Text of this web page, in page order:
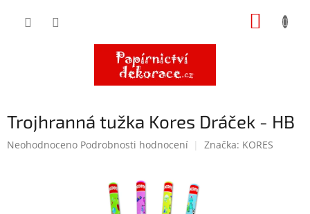
Trojhranná tužka Kores Dráček - HB
Průměrné
Neohodnoceno Podrobnosti hodnocení Značka: KORES